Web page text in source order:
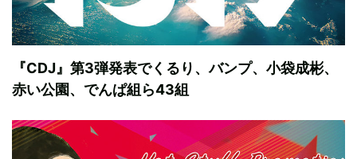
『CDJ』第3弾発表でくるり、バンプ、小袋成彬、
赤い公園、でんぱ組ら43組